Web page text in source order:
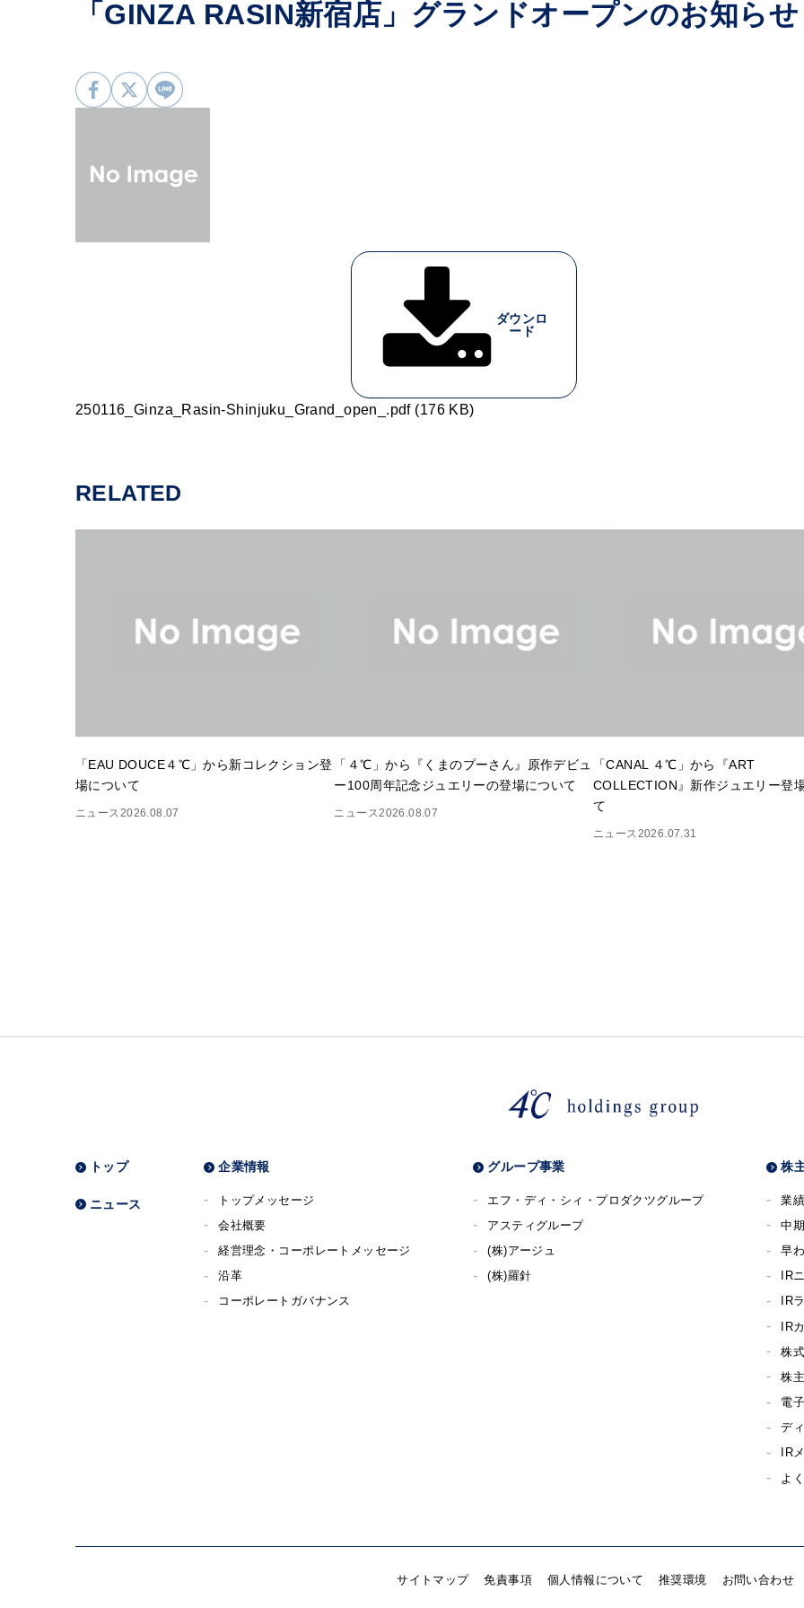
「GINZA RASIN新宿店」グランドオープンのお知らせ
ダウンロ
ード
250116_Ginza_Rasin-Shinjuku_Grand_open_.pdf (176 KB)
RELATED
「EAU DOUCE４℃」から新コレクション登
場について
ニュース 2026.08.07
「４℃」から『くまのプーさん』原作デビュ
ー100周年記念ジュエリーの登場について
ニュース 2026.08.07
「CANAL ４℃」から『ART
COLLECTION』新作ジュエリー登
て
ニュース 2026.07.31
トップ
ニュース
企業情報
トップメッセージ
会社概要
経営理念・コーポレートメッセージ
沿革
コーポレートガバナンス
グループ事業
エフ・ディ・シィ・プロダクツグループ
アスティグループ
(株)アージュ
(株)羅針
株
業
中
早
IR
IR
IR
株
株
電
デ
IR
よ
サイトマップ 免責事項 個人情報について 推奨環境 お問い合わせ